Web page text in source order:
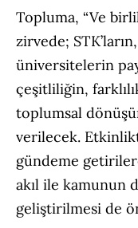
Topluma, “Ve
zirvede;
üniversitelerin
çeşitliliğin,
toplumsal
verilecek.
gündeme
akıl ile kamunun
geliştirilmesi de